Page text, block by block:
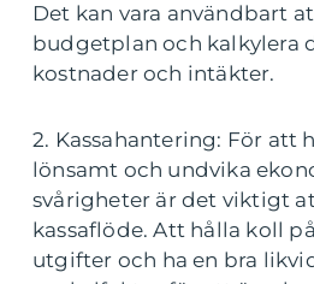
Det kan vara användbart
budgetplan och kalkylera
kostnader och intäkter.
2. Kassahantering: För att
lönsamt och undvika
svårigheter är det viktigt
kassaflöde. Att hålla koll
utgifter och ha en bra